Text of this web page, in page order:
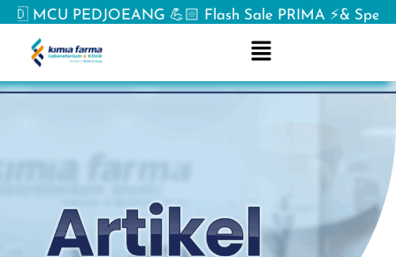
PEDJOEANG 💪🏻 Flash Sale PRIMA ⚡& Spesial